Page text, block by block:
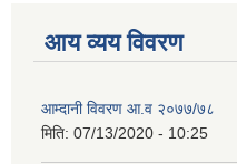
आय व्यय विवरण
आम्दानी विवरण आ.व २०७७/७८
मिति: 07/13/2020 - 10:25